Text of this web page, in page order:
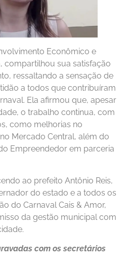
Econômico e
compartilhou sua satisfação
ressaltando a sensação de
a todos que contribuíram
Ela afirmou que, apesar
o trabalho continua, com
como melhorias no
Mercado Central, além do
Empreendedor em parceria
ao prefeito Antônio Reis,
do estado e a todos os
do Carnaval Cais & Amor,
da gestão municipal com
com os secretários